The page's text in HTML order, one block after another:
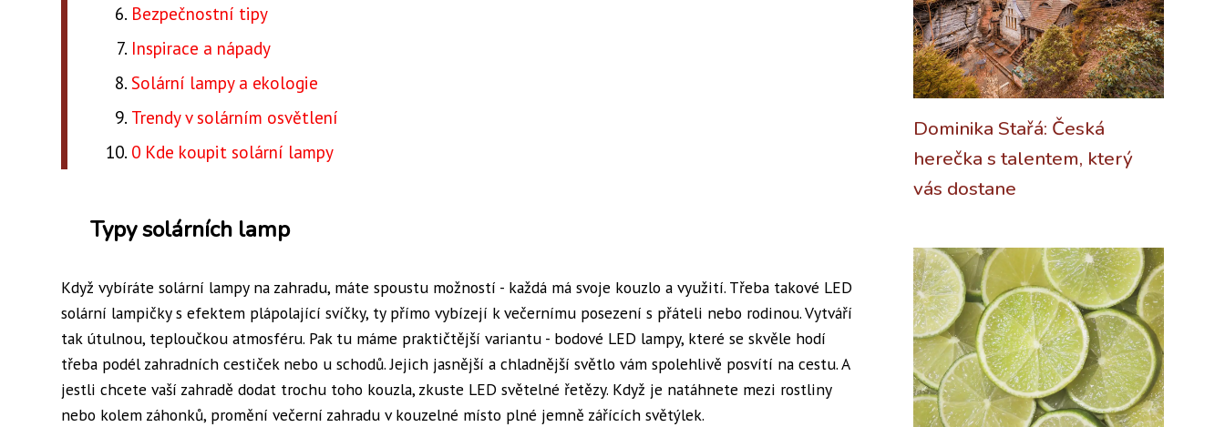
Bezpečnostní tipy
Inspirace a nápady
Solární lampy a ekologie
Trendy v solárním osvětlení
0 Kde koupit solární lampy
Typy solárních lamp
Když vybíráte solární lampy na zahradu, máte spoustu možností - každá má svoje kouzlo a využití. Třeba takové LED
solární lampičky s efektem plápolající svíčky, ty přímo vybízejí k večernímu posezení s přáteli nebo rodinou. Vytváří
tak útulnou, teploučkou atmosféru. Pak tu máme praktičtější variantu - bodové LED lampy, které se skvěle hodí
třeba podél zahradních cestiček nebo u schodů. Jejich jasnější a chladnější světlo vám spolehlivě posvítí na cestu. A
jestli chcete vaší zahradě dodat trochu toho kouzla, zkuste LED světelné řetězy. Když je natáhnete mezi rostliny
nebo kolem záhonků, promění večerní zahradu v kouzelné místo plné jemně zářících světýlek.
Dominika Stařá: Česká
herečka s talentem, který
vás dostane